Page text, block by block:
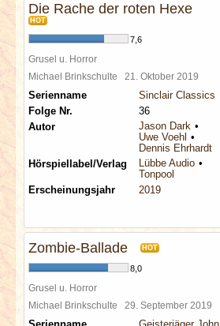
Die Rache der roten Hexe
HOT
7,6
Grusel u. Horror
Michael Brinkschulte 21. Oktober 2019
Serienname
Sinclair Classics
Folge Nr.
36
Autor
Jason Dark
Uwe Voehl
Dennis Ehrhardt
Hörspiellabel/Verlag
Lübbe Audio
Tonpool
Erscheinungsjahr
2019
Zombie-Ballade HOT
8,0
Grusel u. Horror
Michael Brinkschulte 29. September 2019